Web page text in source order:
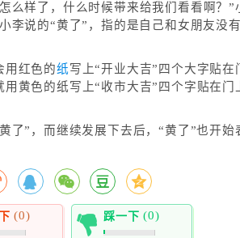
么样了，什么时候带来给我们看看啊？”
李说的“黄了”，指的是自己和女朋友没
用红色的纸写上“开业大吉”四个大字贴在
黄色的纸写上“收市大吉”四个字贴在门
了”，而继续发展下去后，“黄了”也开始
(0) 踩一下 (0)